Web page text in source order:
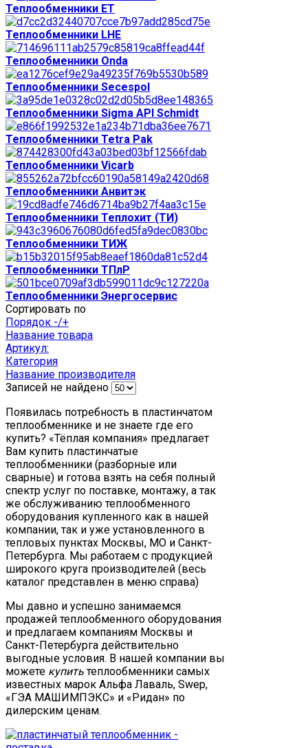
Теплообменники ЕТ
Теплообменники LHE
Теплообменники Onda
Теплообменники Secespol
Теплообменники Sigma API Schmidt
Теплообменники Tetra Pak
Теплообменники Vicarb
Теплообменники Анвитэк
Теплообменники Теплохит (ТИ)
Теплообменники ТИЖ
Теплообменники ТПлР
Теплообменники Энергосервис
Сортировать по
Порядок -/+
Название товара
Артикул:
Категория
Название производителя
Записей не найдено
Появилась потребность в пластинчатом
теплообменнике и не знаете где его
купить? «Тёплая компания» предлагает
Вам купить пластинчатые
теплообменники (разборные или
сварные) и готова взять на себя полный
спектр услуг по поставке, монтажу, а так
же обслуживанию теплообменного
оборудования купленного как в нашей
компании, так и уже установленного в
тепловых пунктах Москвы, МО и Санкт-
Петербурга. Мы работаем с продукцией
широкого круга производителей (весь
каталог представлен в меню справа)
Мы давно и успешно занимаемся
продажей теплообменного оборудования
и предлагаем компаниям Москвы и
Санкт-Петербурга действительно
выгодные условия. В нашей компании вы
можете купитьтеплообменники самых
известных марок Альфа Лаваль, Swep,
«ГЭА МАШИМПЭКС» и «Ридан» по
дилерским ценам.